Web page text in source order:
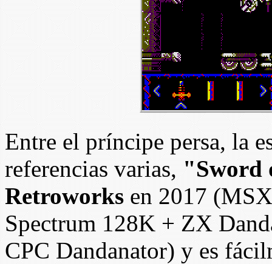
Entre el príncipe persa, la
referencias varias, "Sword
Retroworks en 2017
Spectrum 128K + ZX
CPC Dandanator) y es